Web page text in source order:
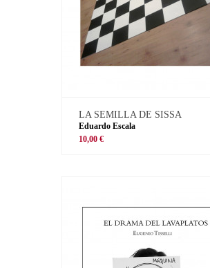
LA SEMILLA DE SISSA
Eduardo Escala
10,00 €